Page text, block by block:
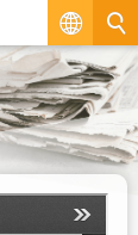
繁
EN